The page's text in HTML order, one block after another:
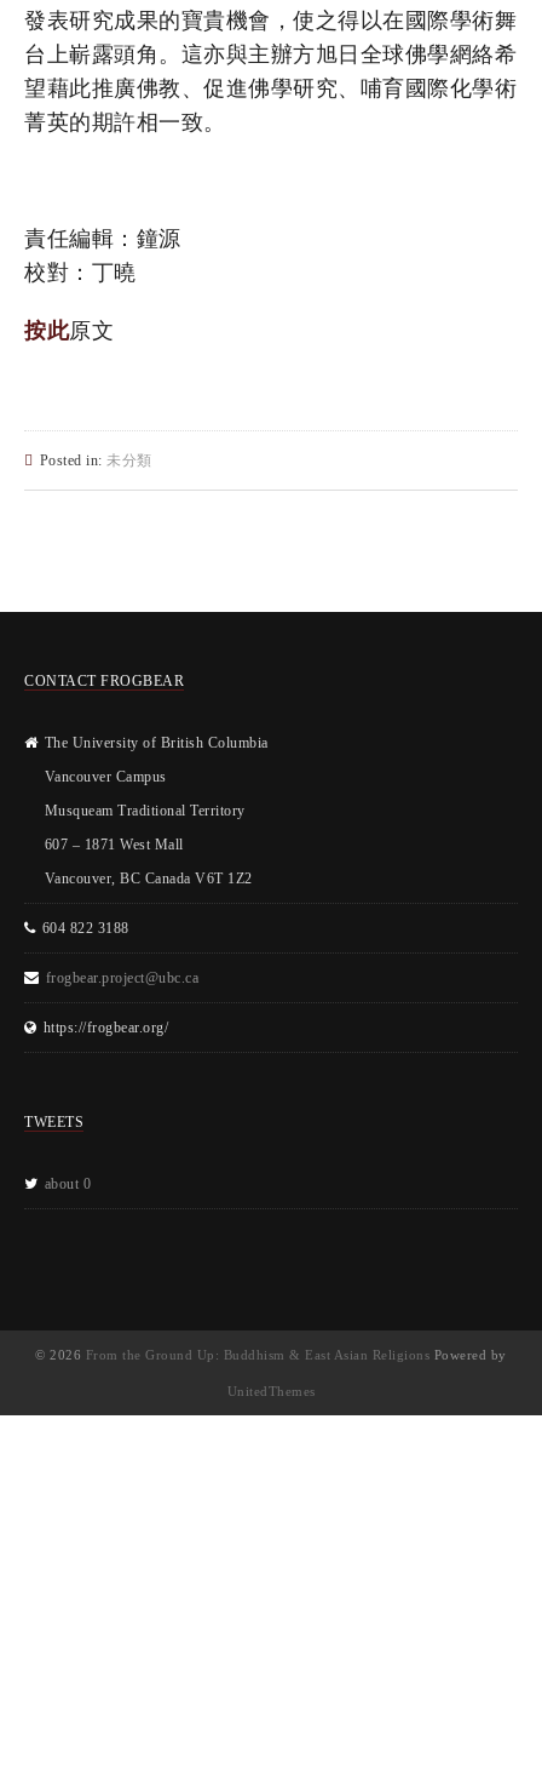
發表研究成果的寶貴機會，使之得以在國際學術舞
台上嶄露頭角。這亦與主辦方旭日全球佛學網絡希
望藉此推廣佛教、促進佛學研究、哺育國際化學術
菁英的期許相一致。
責任編輯：鐘源
校對：丁曉
按此原文
Posted in: 未分類
CONTACT FROGBEAR
The University of British Columbia
Vancouver Campus
Musqueam Traditional Territory
607 – 1871 West Mall
Vancouver, BC Canada V6T 1Z2
604 822 3188
frogbear.project@ubc.ca
https://frogbear.org/
TWEETS
about 0
© 2026 From the Ground Up: Buddhism & East Asian Religions Powered by
UnitedThemes